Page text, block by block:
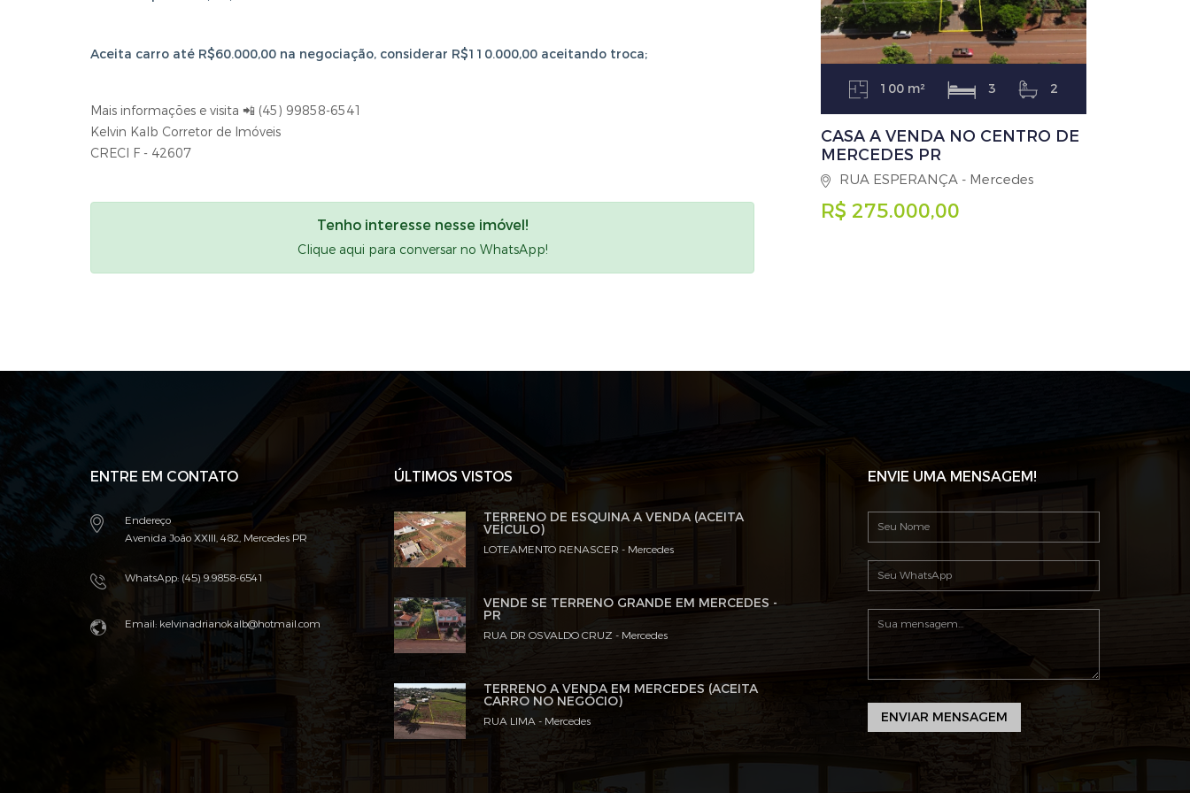
Aceita carro até R$60.000,00 na negociação, considerar R$110.000,00 aceitando troca;
Mais informações e visita 📲 (45) 99858-6541
Kelvin Kalb Corretor de Imóveis
CRECI F - 42607
Tenho interesse nesse imóvel!
Clique aqui para conversar no WhatsApp!
100 m² 3 2
CASA A VENDA NO CENTRO DE
MERCEDES PR
RUA ESPERANÇA - Mercedes
R$ 275.000,00
ENTRE EM CONTATO
Endereço
Avenida João XXIII, 482, Mercedes PR
WhatsApp: (45) 9.9858-6541
Email: kelvinadrianokalb@hotmail.com
ÚLTIMOS VISTOS
TERRENO DE ESQUINA A VENDA (ACEITA
VEÍCULO)
LOTEAMENTO RENASCER - Mercedes
VENDE SE TERRENO GRANDE EM MERCEDES -
PR
RUA DR OSVALDO CRUZ - Mercedes
TERRENO A VENDA EM MERCEDES (ACEITA
CARRO NO NEGÓCIO)
RUA LIMA - Mercedes
ENVIE UMA MENSAGEM!
ENVIAR MENSAGEM